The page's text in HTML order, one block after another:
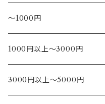
～1000円
1000円以上～3000円
3000円以上～5000円